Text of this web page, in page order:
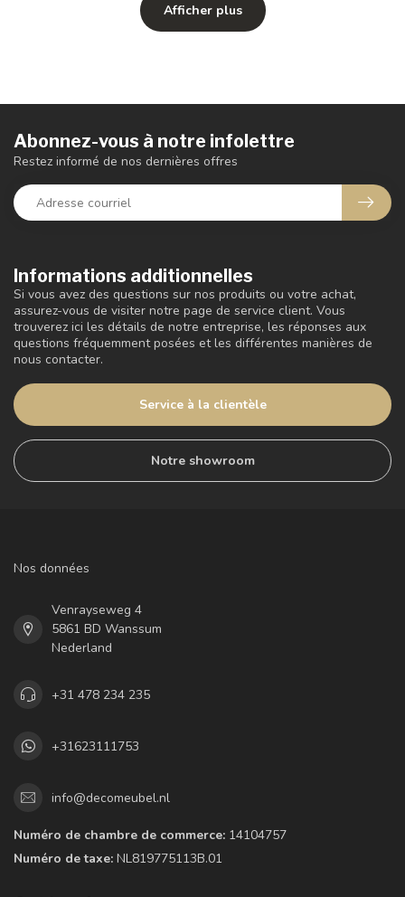
Afficher plus
Informations additionnelles
Si vous avez des questions sur nos produits ou votre achat,
assurez-vous de visiter notre page de service client. Vous
trouverez ici les détails de notre entreprise, les réponses aux
questions fréquemment posées et les différentes manières de
nous contacter.
Service à la clientèle
Notre showroom
Abonnez-vous à notre infolettre
Restez informé de nos dernières offres
Nos données
Venrayseweg 4
5861 BD Wanssum
Nederland
+31 478 234 235
+31623111753
info@decomeubel.nl
Numéro de chambre de commerce: 14104757
Numéro de taxe: NL819775113B.01